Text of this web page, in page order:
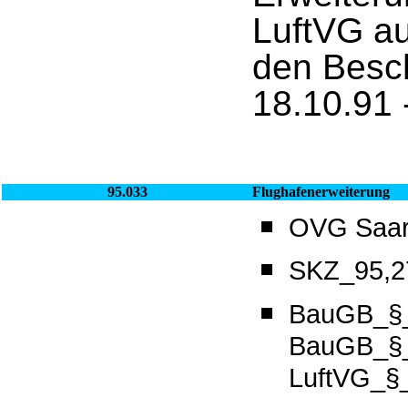
LuftVG
den
18.10.91
95.033 Flughafenerweiterung
OVG